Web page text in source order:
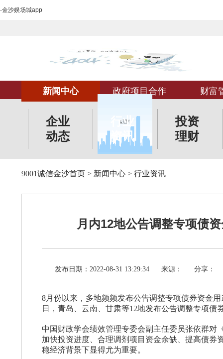
-金沙娱场城app
新闻中心 政府项目合作 财富
企业
动态
行业
资讯
投资
理财
9001诚信金沙首页 > 新闻中心 > 行业资讯
月内12地公告调整专项债
发布日期：2022-08-31 13:29:34 来源： 分享：
8月份以来，多地频频发布公告调整专项债券资金
日，青岛、云南、甘肃等12地发布公告调整专项
中国财政学会绩效管理专委会副主任委员张依群对
加快投资进度、合理调剂项目资金余缺、提高债券
稳经济背景下显得尤为重要。